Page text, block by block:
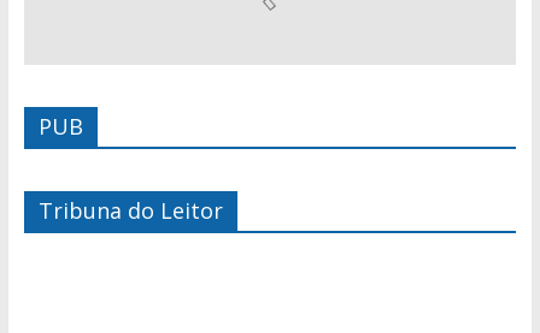
PUB
Tribuna do Leitor